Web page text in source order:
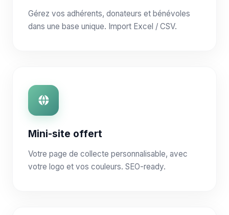
Gérez vos adhérents, donateurs et bénévoles
dans une base unique. Import Excel / CSV.
Mini-site offert
Votre page de collecte personnalisable, avec
votre logo et vos couleurs. SEO-ready.